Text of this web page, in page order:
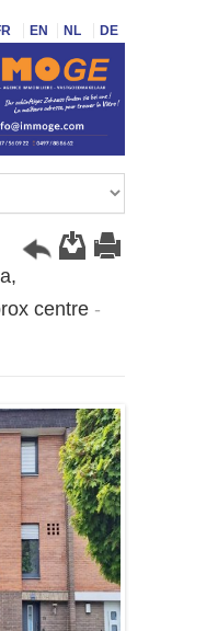
EN NL DE
centre -